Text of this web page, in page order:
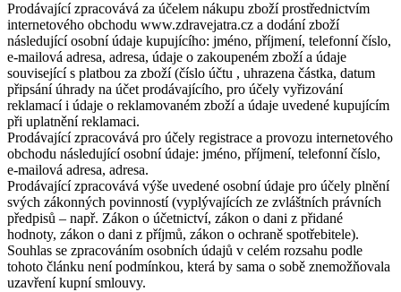
Prodávající zpracovává za účelem nákupu zboží prostřednictvím
internetového obchodu www.zdravejatra.cz a dodání zboží
následující osobní údaje kupujícího: jméno, příjmení, telefonní číslo,
e-mailová adresa, adresa, údaje o zakoupeném zboží a údaje
související s platbou za zboží (číslo účtu , uhrazena částka, datum
připsání úhrady na účet prodávajícího, pro účely vyřizování
reklamací i údaje o reklamovaném zboží a údaje uvedené kupujícím
při uplatnění reklamaci.
Prodávající zpracovává pro účely registrace a provozu internetového
obchodu následující osobní údaje: jméno, příjmení, telefonní číslo,
e-mailová adresa, adresa.
Prodávající zpracovává výše uvedené osobní údaje pro účely plnění
svých zákonných povinností (vyplývajících ze zvláštních právních
předpisů – např. Zákon o účetnictví, zákon o dani z přidané
hodnoty, zákon o dani z příjmů, zákon o ochraně spotřebitele).
Souhlas se zpracováním osobních údajů v celém rozsahu podle
tohoto článku není podmínkou, která by sama o sobě znemožňovala
uzavření kupní smlouvy.